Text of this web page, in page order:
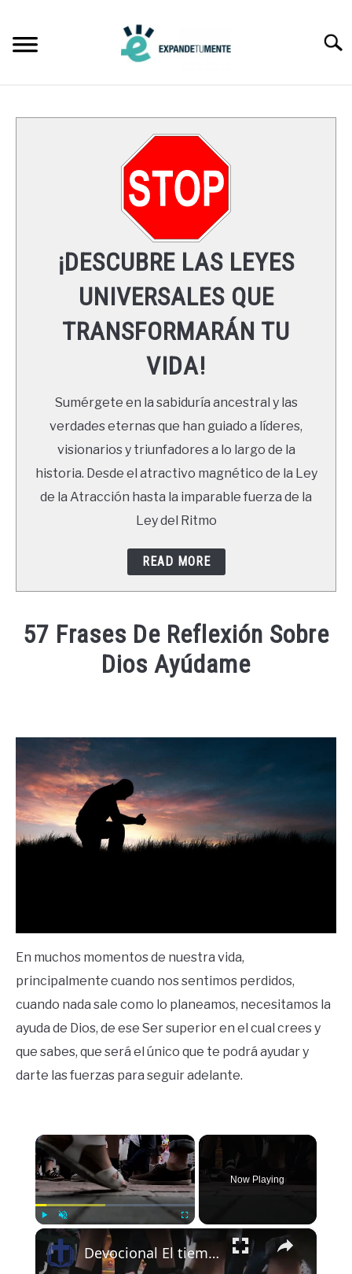
content
LEYES UNIVERSALES
RECURSOS
NEWSLETTER
¡DESCUBRE LAS LEYES
UNIVERSALES QUE
TRANSFORMARÁN TU
VIDA!
Sumérgete en la sabiduría ancestral y las
verdades eternas que han guiado a líderes,
visionarios y triunfadores a lo largo de la
historia. Desde el atractivo magnético de la Ley
de la Atracción hasta la imparable fuerza de la
Ley del Ritmo
READ MORE
57 Frases De Reflexión Sobre
Dios Ayúdame
Frases
En muchos momentos de nuestra vida,
principalmente cuando nos sentimos perdidos,
cuando nada sale como lo planeamos, necesitamos la
ayuda de Dios, de ese Ser superior en el cual crees y
que sabes, que será el único que te podrá ayudar y
darte las fuerzas para seguir adelante.
×
Unmute
Now Playing
×
Devocional El tiempo de de Dios